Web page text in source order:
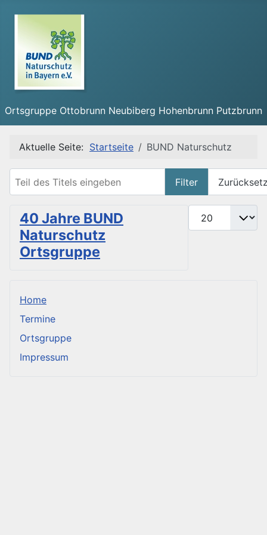
Ortsgruppe Ottobrunn Neubiberg Hohenbrunn Putzbrunn
Home
Termine
Ortsgruppe
Impressum
Aktuelle Seite: Startseite BUND Naturschutz
Filter
Anzeige #
40 Jahre BUND
Naturschutz
Ortsgruppe